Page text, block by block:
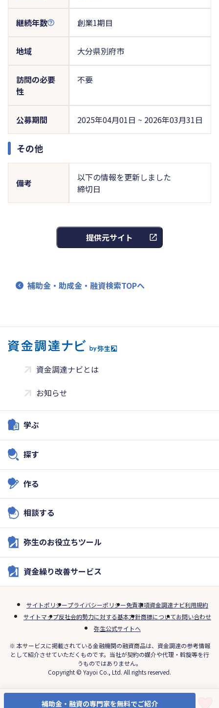
継続年数 創業1期目
地域 大分県別府市
訪問の必要
性
不要
公募期間 2025年04月01日 ~ 2026年03月31日
その他
備考
以下の情報を更新しました
締切日
提供元サイト
補助金・助成金・融資検索TOPへ
資金調達ナビとは
お知らせ
学ぶ
探す
作る
相談する
弥生のお役立ちツール
資金繰り改善サービス
サイトポリシープライバシーポリシー免責事項資金調達ナビ利用規約
サイトマップ反社会的勢力に対する基本方針商標についてお問い合わせ
弥生公式サイトへ
※ 本サービスに掲載されている金融機関の融資商品は、資金調達の参考情報
として紹介させていただくものです。当社が契約の媒介や代理・斡旋等を行
うものではありません。
Copyright © Yayoi Co., Ltd. All rights reserved.
補助金・融資の専門家を無料でご紹介